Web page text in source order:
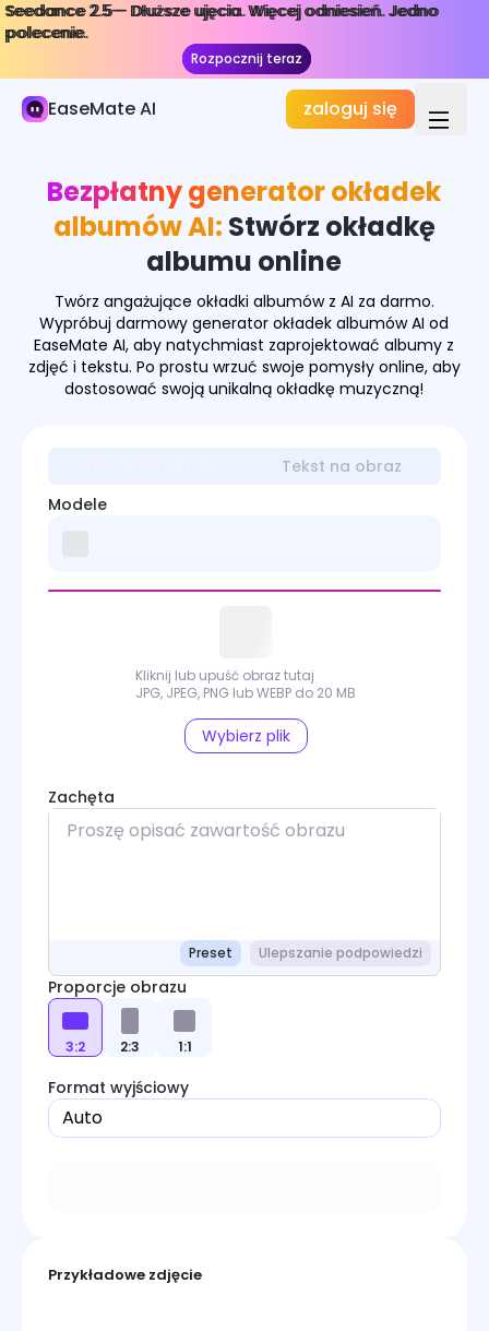
Seedance 2.5— Dłuższe ujęcia. Więcej odniesień. Jedno
polecenie.
Rozpocznij teraz
Seedance 2.5— Dłuższe ujęcia. Więcej odniesień. Jedno
polecenie.
Rozpocznij teraz
EaseMate AI zaloguj się
AI Obraz
Generator Obrazów
Efekty obrazu
Narzędzia graficzne
Modele obrazów
Bezpłatny generator okładek
albumów AI: Stwórz okładkę
albumu online
Twórz angażujące okładki albumów z AI za darmo.
Wypróbuj darmowy generator okładek albumów AI od
EaseMate AI, aby natychmiast zaprojektować albumy z
zdjęć i tekstu. Po prostu wrzuć swoje pomysły online, aby
dostosować swoją unikalną okładkę muzyczną!
Tekst na obraz
Modele
Kliknij lub upuść obraz tutaj
JPG, JPEG, PNG lub WEBP do 20 MB
Wybierz plik
Zachęta
Preset Ulepszanie podpowiedzi
Proporcje obrazu
3:2 2:3 1:1
Format wyjściowy
Auto
Przykładowe zdjęcie